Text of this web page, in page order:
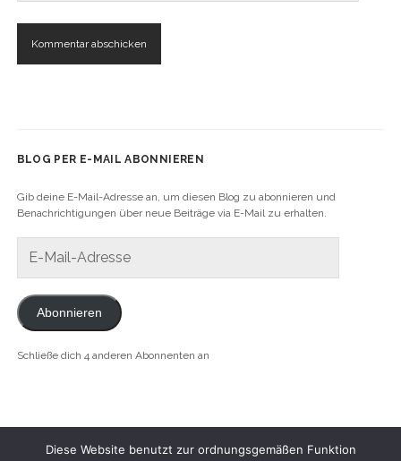
BLOG PER E-MAIL ABONNIEREN
Gib deine E-Mail-Adresse an, um diesen Blog zu abonnieren und
Benachrichtigungen über neue Beiträge via E-Mail zu erhalten.
Mail-
Adresse
Abonnieren
Schließe dich 4 anderen Abonnenten an
Diese Website benutzt zur ordnungsgemäßen Funktion